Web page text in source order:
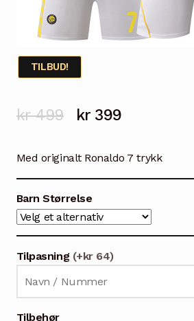
TILBUD!
kr499
Opprinnelig
var:
kr399Nåværende
er:
Med originalt Ronaldo 7 trykk
Barn Størrelse
Tilpasning (+kr 64)
Tilbehør